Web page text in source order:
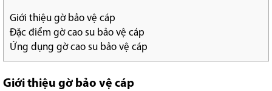
Giới thiệu gờ bảo vệ cáp
Đặc điểm gờ cao su bảo vệ cáp
Ứng dụng gờ cao su bảo vệ cáp
Giới thiệu gờ bảo vệ cáp